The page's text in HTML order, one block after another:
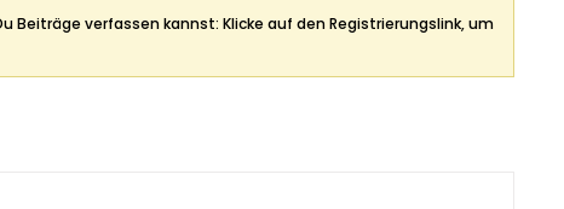
Beiträge verfassen kannst: Klicke auf den Registrierungslink, um